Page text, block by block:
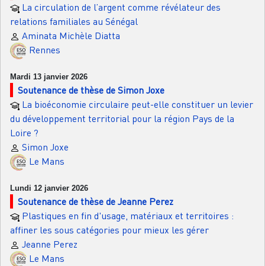
La circulation de l’argent comme révélateur des
relations familiales au Sénégal
Aminata Michèle Diatta
Rennes
Mardi 13 janvier 2026
Soutenance de thèse de Simon Joxe
La bioéconomie circulaire peut-elle constituer un levier
du développement territorial pour la région Pays de la
Loire ?
Simon Joxe
Le Mans
Lundi 12 janvier 2026
Soutenance de thèse de Jeanne Perez
Plastiques en fin d'usage, matériaux et territoires :
affiner les sous catégories pour mieux les gérer
Jeanne Perez
Le Mans